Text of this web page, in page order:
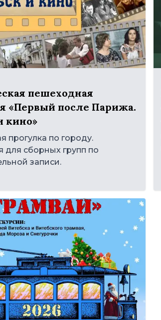
пешеходная
«Первый после Парижа.
кино»
прогулка по городу.
для сборных групп по
записи.